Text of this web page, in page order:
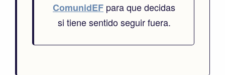
ComunidEF para que decidas
si tiene sentido seguir fuera.